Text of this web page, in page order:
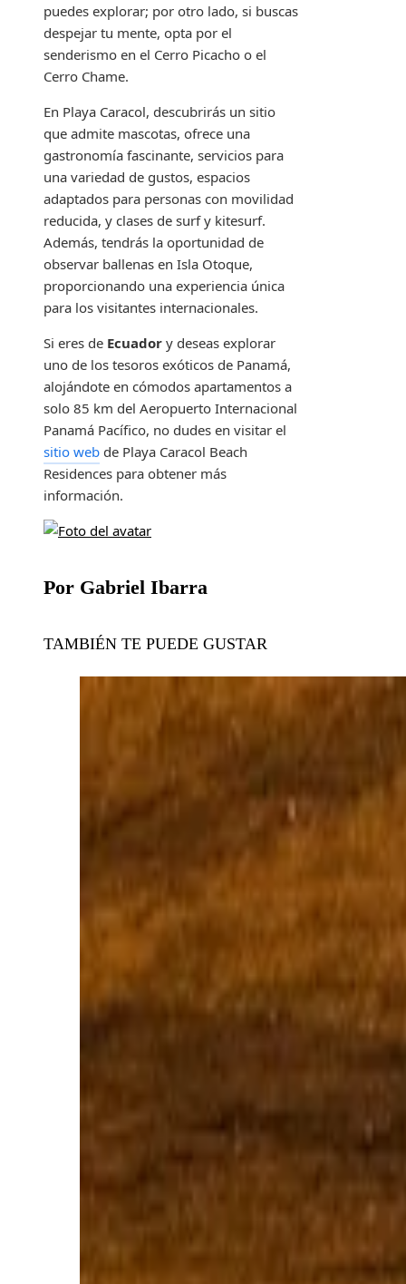
puedes explorar; por otro lado, si buscas
despejar tu mente, opta por el
senderismo en el Cerro Picacho o el
Cerro Chame.
En Playa Caracol, descubrirás un sitio
que admite mascotas, ofrece una
gastronomía fascinante, servicios para
una variedad de gustos, espacios
adaptados para personas con movilidad
reducida, y clases de surf y kitesurf.
Además, tendrás la oportunidad de
observar ballenas en Isla Otoque,
proporcionando una experiencia única
para los visitantes internacionales.
Si eres de Ecuador y deseas explorar
uno de los tesoros exóticos de Panamá,
alojándote en cómodos apartamentos a
solo 85 km del Aeropuerto Internacional
Panamá Pacífico, no dudes en visitar el
sitio web de Playa Caracol Beach
Residences para obtener más
información.
Por Gabriel Ibarra
TAMBIÉN TE PUEDE GUSTAR